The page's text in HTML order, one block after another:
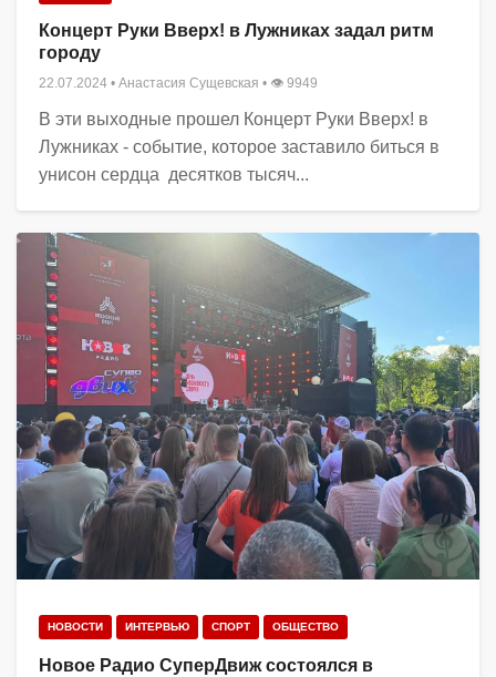
Концерт Руки Вверх! в Лужниках задал ритм
городу
22.07.2024 • Анастасия Сущевская • 👁 9949
В эти выходные прошел Концерт Руки Вверх! в
Лужниках - событие, которое заставило биться в
унисон сердца десятков тысяч...
НОВОСТИ ИНТЕРВЬЮ СПОРТ ОБЩЕСТВО
Новое Радио СуперДвиж состоялся в